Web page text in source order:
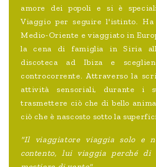
amore dei popoli e si è
Viaggio per seguire l'istinto.
Medio-Oriente e viaggiato in
la cena di famiglia in Siria
discoteca ad Ibiza e
controcorrente. Attraverso la
attività sensoriali, durante i
trasmettere ciò che di bello
ciò che è nascosto sotto la
"Il viaggiatore viaggia solo e
contento, lui viaggia perché